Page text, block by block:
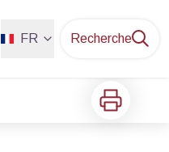
FR Recherche
Imprimer